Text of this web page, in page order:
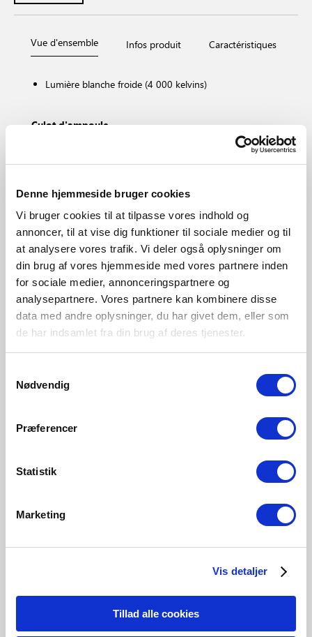
Denne hjemmeside bruger cookies
Vi bruger cookies til at tilpasse vores indhold og
annoncer, til at vise dig funktioner til sociale medier og til
at analysere vores trafik. Vi deler også oplysninger om
din brug af vores hjemmeside med vores partnere inden
for sociale medier, annonceringspartnere og
analysepartnere. Vores partnere kan kombinere disse
data med andre oplysninger, du har givet dem, eller som
de har indsamlet fra din brug af deres tjenester.
Nødvendig
Præferencer
Statistik
Marketing
Vis detaljer
Tillad alle cookies
Vue d'ensemble Infos produit Caractéristiques
Lumière blanche froide (4 000 kelvins)
Culot d'ampoule
Température de couleur (K)
Luminosité de l’éclairage (Lumen)
500.0
Zone
Divers (selon installation)
Matière première
Verrerie
5182003321
5182014121
Produits associés